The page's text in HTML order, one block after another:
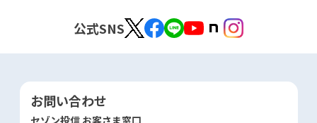
公式SNS
お問い合わせ
セゾン投信 お客さま窓口